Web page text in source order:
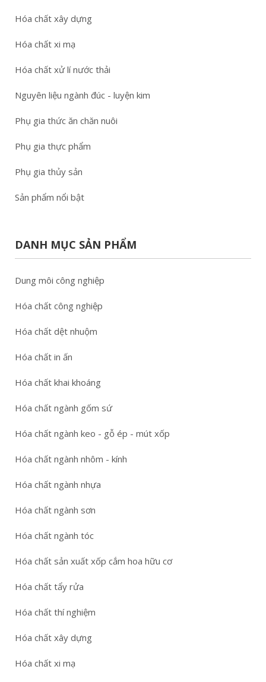
Hóa chất xây dựng
Hóa chất xi mạ
Hóa chất xử lí nước thải
Nguyên liệu ngành đúc - luyện kim
Phụ gia thức ăn chăn nuôi
Phụ gia thực phẩm
Phụ gia thủy sản
Sản phẩm nổi bật
DANH MỤC SẢN PHẨM
Dung môi công nghiệp
Hóa chất công nghiệp
Hóa chất dệt nhuộm
Hóa chất in ấn
Hóa chất khai khoáng
Hóa chất ngành gốm sứ
Hóa chất ngành keo - gỗ ép - mút xốp
Hóa chất ngành nhôm - kính
Hóa chất ngành nhựa
Hóa chất ngành sơn
Hóa chất ngành tóc
Hóa chất sản xuất xốp cắm hoa hữu cơ
Hóa chất tẩy rửa
Hóa chất thí nghiệm
Hóa chất xây dựng
Hóa chất xi mạ